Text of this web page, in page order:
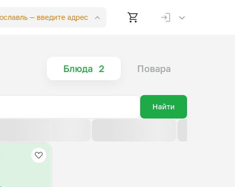
— введите адрес
Блюда 2 Повара
Найти